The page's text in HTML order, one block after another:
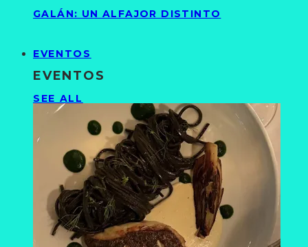
GALÁN: UN ALFAJOR DISTINTO
EVENTOS
EVENTOS
SEE ALL